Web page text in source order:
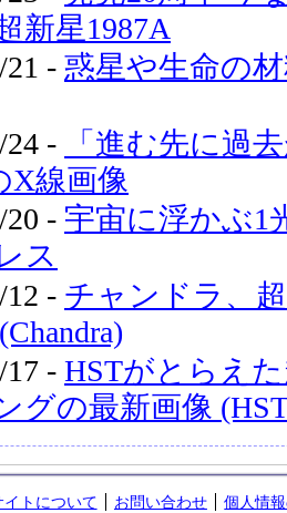
新星1987A
21 - 惑星や生命の
24 -
「進む先に過
X線画像
20 - 宇宙に浮かぶ1
ス
12 - チャンドラ、
17 - HSTがとらえ
グの最新画像
イトについて お問い合わせ
個人情